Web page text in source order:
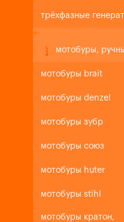
трёхфазные
+-
мотобуры,
мотобуры brait
мотобуры denzel
мотобуры зубр
мотобуры союз
мотобуры huter
мотобуры stihl
мотобуры кратон,